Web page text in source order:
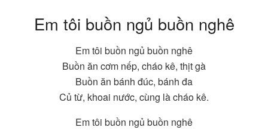
Em tôi buồn ngủ buồn nghê
Em tôi buồn ngủ buồn nghê
Buồn ăn cơm nếp, cháo kê, thịt gà
Buồn ăn bánh đúc, bánh đa
Củ từ, khoai nước, cùng là cháo kê.
Em tôi buồn ngủ buồn nghê